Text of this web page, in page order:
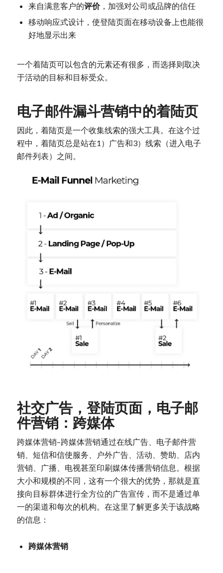
来自满意客户的评价，加强对公司或品牌的信任
移动响应式设计，使登陆页面在移动设备上也能很
好地显示出来
一个着陆页可以包含的元素还有很多，而选择则取决
于活动的目标和目标受众。
电子邮件漏斗营销中的着陆页
因此，着陆页是一个收集线索的强大工具。在这个过
程中，着陆页总是站在1）广告和3）线索（进入电子
邮件列表）之间。
社交广告，登陆页面，电子邮
件营销：跨媒体
跨媒体营销–跨媒体营销通过在线广告、电子邮件营
销、短信和信使服务、户外广告、活动、赞助、店内
营销、广播、电视甚至印刷媒体传播营销信息。根据
大小和规模的不同，这有一个很大的优势，那就是直
接向目标群体进行全方位的广告宣传，而不是通过单
一的渠道和每次的机构。在这里了解更多关于该战略
的信息：
跨媒体营销